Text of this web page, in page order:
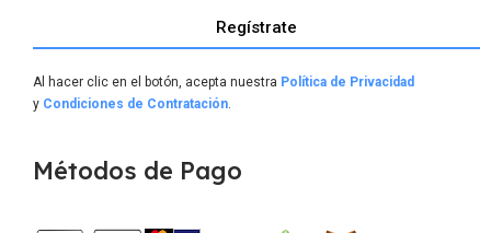
Regístrate
Al hacer clic en el botón, acepta nuestra Política de Privacidad
y Condiciones de Contratación
Métodos de Pago